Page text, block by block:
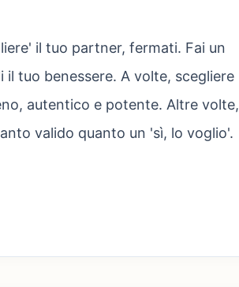
il tuo partner, fermati. Fai un
tuo benessere. A volte, scegliere
autentico e potente. Altre volte,
valido quanto un 'sì, lo voglio'.